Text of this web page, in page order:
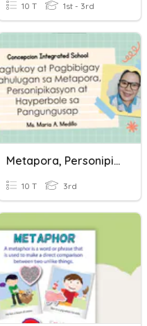
10 T 1st - 3rd
Metapora, Personipikasyon, Hyperbole
10 T 3rd